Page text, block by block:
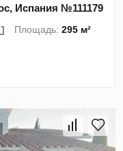
Испания №111179
Площадь:295 м²